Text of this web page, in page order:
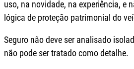
uso, na novidade, na experiência, e
lógica de proteção patrimonial do
Seguro não deve ser analisado
não pode ser tratado como detalhe.